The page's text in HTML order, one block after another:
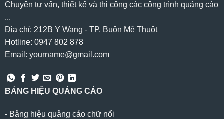
Chuyên tư vấn, thiết kế và thi công các công trình quảng cáo
...
Địa chỉ: 212B Y Wang - TP. Buôn Mê Thuột
Hotline: 0947 802 878
Email: yourname@gmail.com
BẢNG HIỆU QUẢNG CÁO
- Bảng hiệu quảng cáo chữ nổi